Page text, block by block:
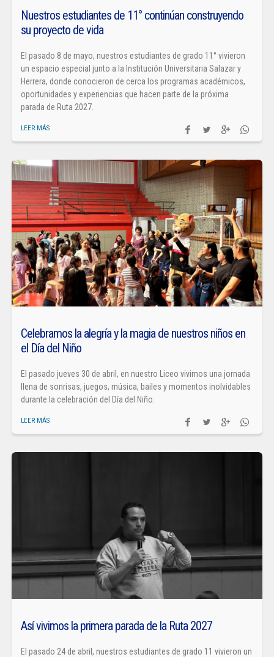
Nuestros estudiantes de 11° continúan construyendo
su proyecto de vida
El pasado 8 de mayo, nuestros estudiantes de grado 11° vivieron
un espacio especial junto a la Institución Universitaria Salazar y
Herrera, donde conocieron de cerca los programas académicos,
oportunidades y experiencias que hacen parte de la próxima
parada de Ruta 2027.
LEER MÁS
Celebramos la alegría y la magia de nuestros niños en
el Día del Niño
El pasado jueves 30 de abril, en nuestro Liceo vivimos una jornada
llena de sonrisas, juegos, música, bailes y momentos inolvidables
durante la celebración del Día del Niño.
LEER MÁS
Así vivimos la primera parada de la Ruta 2027
El pasado 24 de abril, nuestros estudiantes de grado 11 vivieron un